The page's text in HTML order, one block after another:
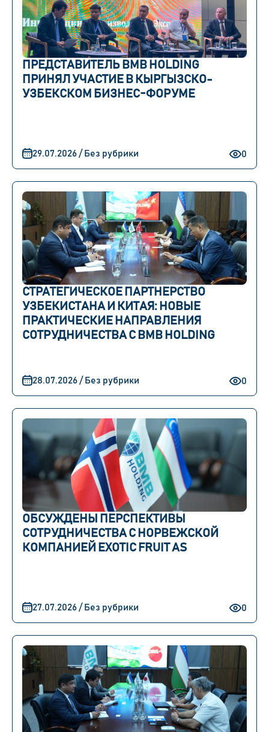
ПРЕДСТАВИТЕЛЬ BMB HOLDING
ПРИНЯЛ УЧАСТИЕ В КЫРГЫЗСКО-
УЗБЕКСКОМ БИЗНЕС-ФОРУМЕ
0
29.07.2026 / Без рубрики
СТРАТЕГИЧЕСКОЕ ПАРТНЕРСТВО
УЗБЕКИСТАНА И КИТАЯ: НОВЫЕ
ПРАКТИЧЕСКИЕ НАПРАВЛЕНИЯ
СОТРУДНИЧЕСТВА С BMB HOLDING
0
28.07.2026 / Без рубрики
ОБСУЖДЕНЫ ПЕРСПЕКТИВЫ
СОТРУДНИЧЕСТВА С НОРВЕЖСКОЙ
КОМПАНИЕЙ EXOTIC FRUIT AS
0
27.07.2026 / Без рубрики